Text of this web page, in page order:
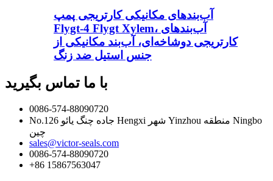
آب‌بندهای مکانیکی کارتریجی پمپ
Flygt-4 Flygt Xylem، آب‌بندهای
کارتریجی دوشاخه‌ای، آب‌بند مکانیکی از
جنس استیل ضد زنگ
با ما تماس بگیرید
0086-574-88090720
No.126 جاده چنگ یائو Hengxi شهر Yinzhou منطقه Ningbo
چین
sales@victor-seals.com
0086-574-88090720
‎+86 15867563047‎